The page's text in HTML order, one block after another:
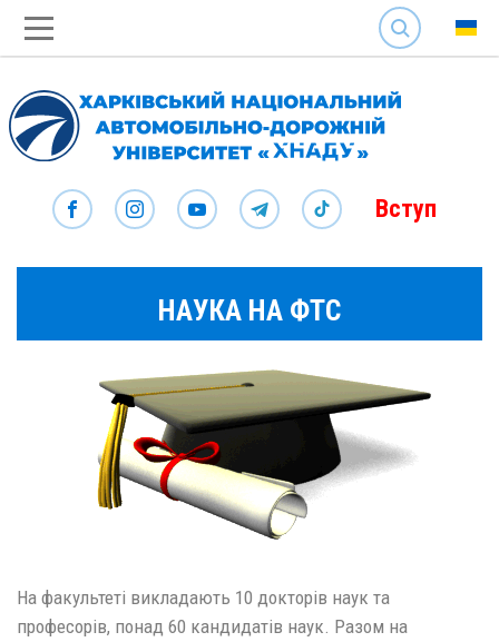
SEARCH
Вступ
НАУКА НА ФТС
На факультеті викладають 10 докторів наук та
професорів, понад 60 кандидатів наук. Разом на